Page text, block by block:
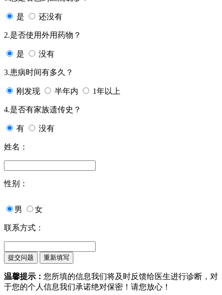
是 还没有
2.是否使用外用药物？
是 没有
3.患病时间有多久？
刚发现 半年内 1年以上
4.是否有家族遗传史？
有 没有
姓名：
性别：
男 女
联系方式：
温馨提示： 您所填的信息我们将及时反馈给医生进行诊断，对
于您的个人信息我们承诺绝对保密！请您放心！